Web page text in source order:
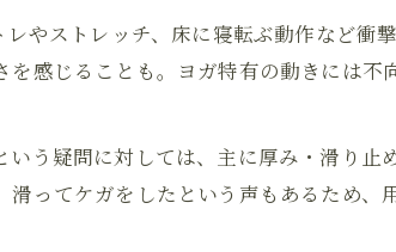
やストレッチ、床に寝転ぶ動作など衝
感じることも。ヨガ特有の動きには
いう疑問に対しては、主に厚み・滑り
ってケガをしたという声もあるため